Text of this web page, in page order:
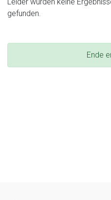
gefunden.
Ende